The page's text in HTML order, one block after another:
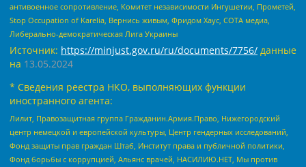
антивоенное сопротивление, Комитет независимости Ингушетии, Прометей,
Stop Occupation of Karelia, Вернись живым, Фридом Хаус, СОТА медиа,
Либерально-демократическая Лига Украины
Источник: https://minjust.gov.ru/ru/documents/7756/ данные
на 13.05.2024
* Сведения реестра НКО, выполняющих функции
иностранного агента:
Лилит, Правозащитная группа Гражданин.Армия.Право, Нижегородский
центр немецкой и европейской культуры, Центр гендерных исследований,
Фонд защиты прав граждан Штаб, Институт права и публичной политики,
Фонд борьбы с коррупцией, Альянс врачей, НАСИЛИЮ.НЕТ, Мы против